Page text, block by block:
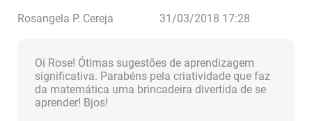
Rosangela P. Cereja 31/03/2018 17:28
Oi Rose! Ótimas sugestões de aprendizagem
significativa. Parabéns pela criatividade que faz
da matemática uma brincadeira divertida de se
aprender! Bjos!